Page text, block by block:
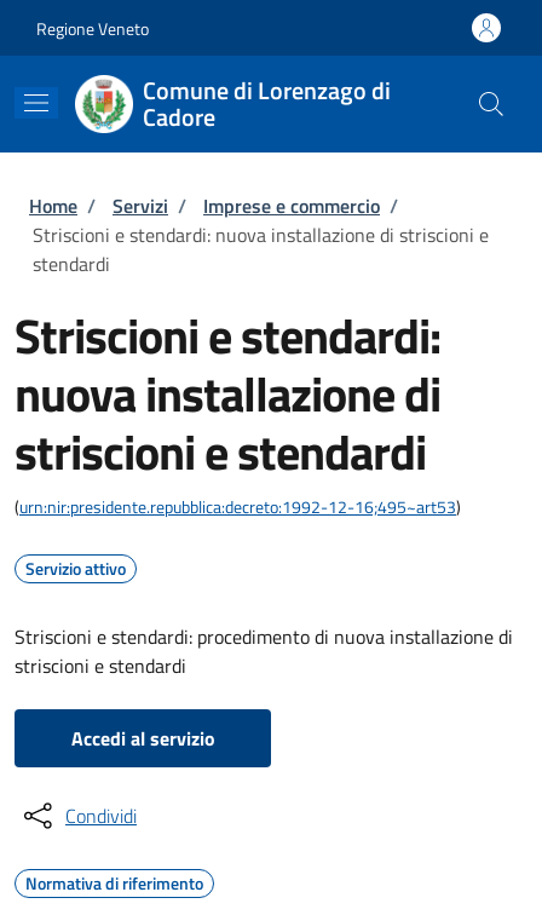
Regione Veneto
Comune di Lorenzago di
Cadore
Briciole di pane
Home / Servizi / Imprese e commercio /
Striscioni e stendardi: nuova installazione di striscioni e
stendardi
Striscioni e stendardi:
nuova installazione di
striscioni e stendardi
(urn:nir:presidente.repubblica:decreto:1992-12-16;495~art53)
Servizio attivo
Striscioni e stendardi: procedimento di nuova installazione di
striscioni e stendardi
Accedi al servizio
Condividi
Normativa di riferimento